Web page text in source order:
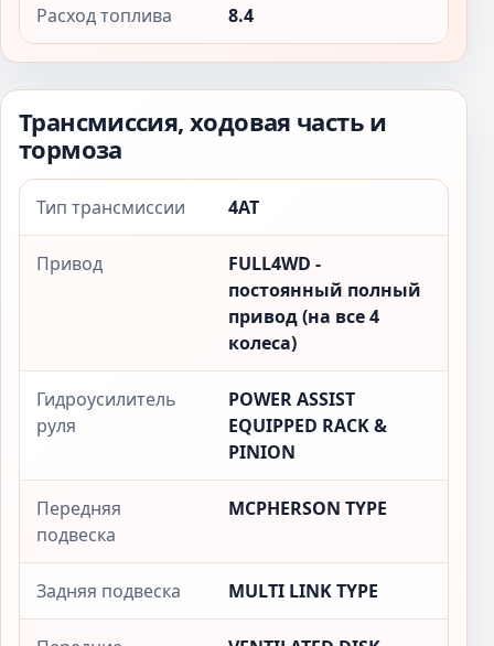
Расход топлива 8.4
Трансмиссия, ходовая часть и
тормоза
Тип трансмиссии 4AT
Привод
FULL4WD -
постоянный полный
привод (на все 4
колеса)
Гидроусилитель
руля
POWER ASSIST
EQUIPPED RACK &
PINION
Передняя
подвеска
MCPHERSON TYPE
Задняя подвеска MULTI LINK TYPE